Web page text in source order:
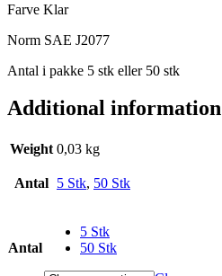
Farve Klar
Norm SAE J2077
Antal i pakke 5 stk eller 50 stk
Additional information
Weight 0,03 kg
Antal 5 Stk, 50 Stk
Antal
5 Stk
50 Stk